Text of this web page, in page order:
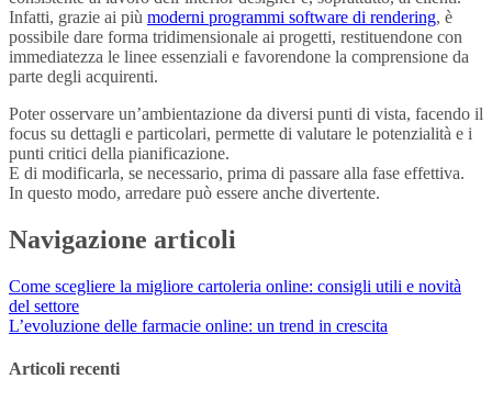
Infatti, grazie ai più moderni programmi software di rendering, è
possibile dare forma tridimensionale ai progetti, restituendone con
immediatezza le linee essenziali e favorendone la comprensione da
parte degli acquirenti.
Poter osservare un’ambientazione da diversi punti di vista, facendo il
focus su dettagli e particolari, permette di valutare le potenzialità e i
punti critici della pianificazione.
E di modificarla, se necessario, prima di passare alla fase effettiva.
In questo modo, arredare può essere anche divertente.
Navigazione articoli
Come scegliere la migliore cartoleria online: consigli utili e novità
del settore
L’evoluzione delle farmacie online: un trend in crescita
Articoli recenti